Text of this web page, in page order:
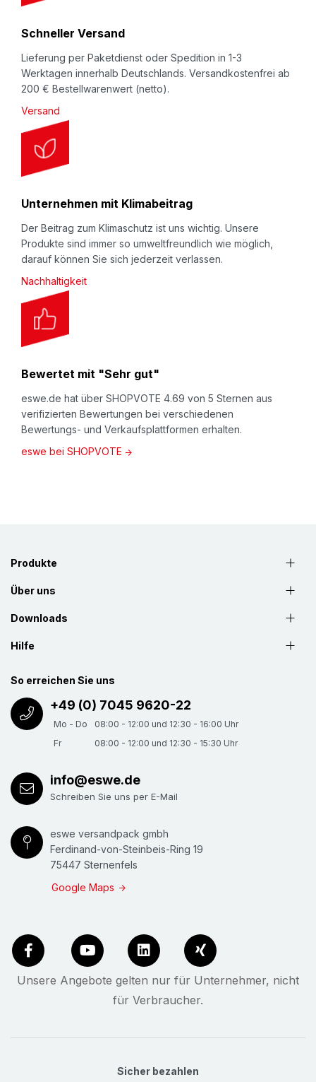
von i.d.R. runden bzw. zylindrischen, hochwertigen,
kratz- oder bruchempfindlichen Teilen beim Lagern
oder Transport (innerbetrieblich oder beim
Versand). Meterware zum Selbstablängen -
Kostengünstig und Wiederverwendbar.
e
r
Schneller Versand
Lieferung per Paketdienst oder Spedition in 1-3
Werktagen innerhalb Deutschlands. Versandkostenfrei ab
200 € Bestellwarenwert (netto).
Versand
Unternehmen mit Klimabeitrag
Der Beitrag zum Klimaschutz ist uns wichtig. Unsere
Produkte sind immer so umweltfreundlich wie möglich,
darauf können Sie sich jederzeit verlassen.
Nachhaltigkeit
Bewertet mit "Sehr gut"
eswe.de hat über SHOPVOTE 4.69 von 5 Sternen aus
verifizierten Bewertungen bei verschiedenen
Bewertungs- und Verkaufsplattformen erhalten.
eswe bei SHOPVOTE
Produkte
Über uns
Downloads
Hilfe
So erreichen Sie uns
+49 (0) 7045 9620-22
Mo - Do
08:00 - 12:00 und 12:30 - 16:00 Uhr
Fr
08:00 - 12:00 und 12:30 - 15:30 Uhr
info@eswe.de
Schreiben Sie uns per E-Mail
eswe versandpack gmbh
Ferdinand-von-Steinbeis-Ring 19
75447 Sternenfels
Google Maps
Unsere Angebote gelten nur für Unternehmer, nicht
für Verbraucher.
Sicher bezahlen